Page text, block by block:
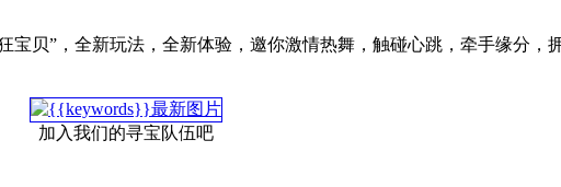
贝”，全新玩法，全新体验，邀你激情热舞，触碰心跳，牵手缘分，
加入我们的寻宝队伍吧